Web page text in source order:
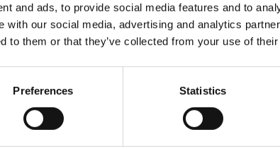
and ads, to provide social media features and to
with our social media, advertising and analytics
to them or that they’ve collected from your use of
Preferences Statistics